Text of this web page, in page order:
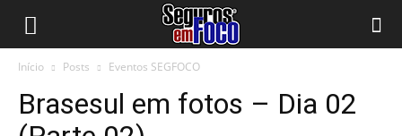
Início Posts Eventos SEGFOCO
Brasesul em fotos – Dia 02